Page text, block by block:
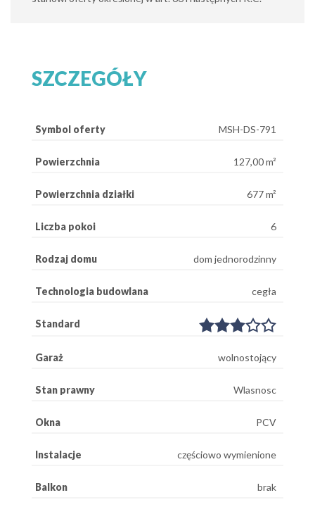
SZCZEGÓŁY
Symbol oferty MSH-DS-791
Powierzchnia 127,00 m²
Powierzchnia działki 677 m²
Liczba pokoi 6
Rodzaj domu dom jednorodzinny
Technologia budowlana cegła
Standard
Garaż wolnostojący
Stan prawny Wlasnosc
Okna PCV
Instalacje częściowo wymienione
Balkon brak